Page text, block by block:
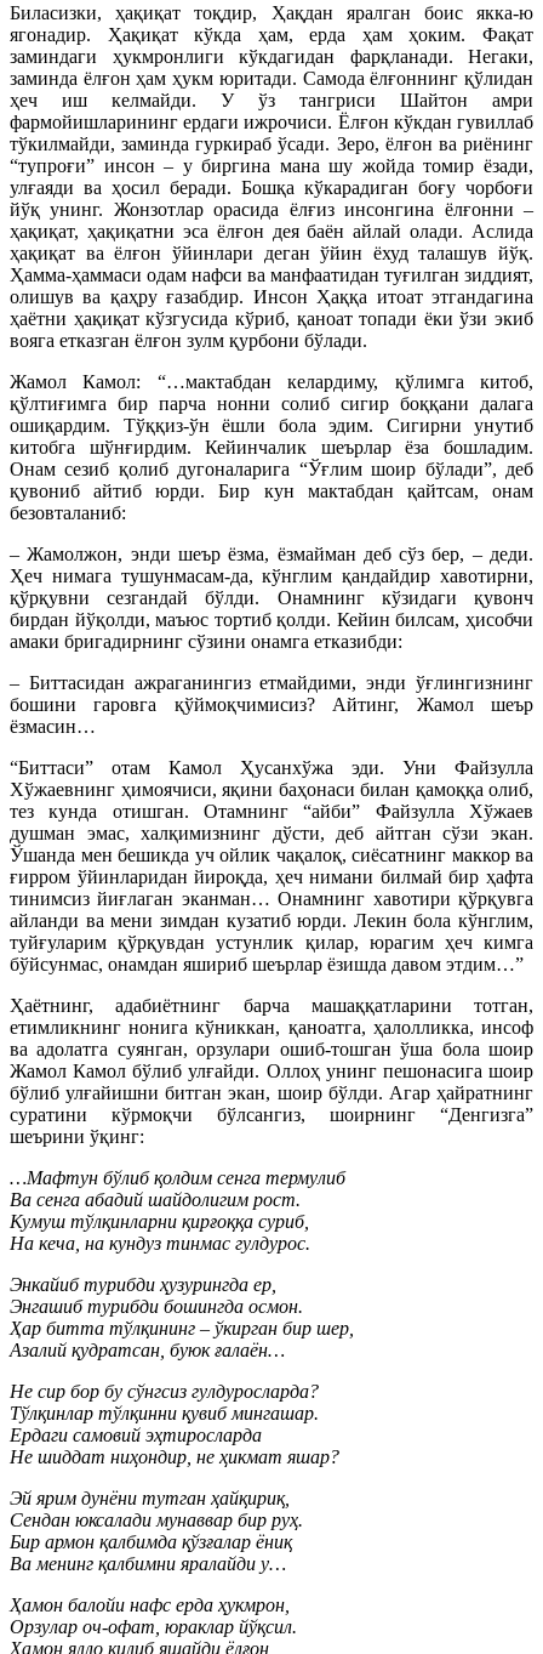
Биласизки, ҳақиқат тоқдир, Ҳақдан яралган боис якка-ю
ягонадир. Ҳақиқат кўкда ҳам, ерда ҳам ҳоким. Фақат
заминдаги ҳукмронлиги кўкдагидан фарқланади. Негаки,
заминда ёлғон ҳам ҳукм юритади. Самода ёлғоннинг қўлидан
ҳеч иш келмайди. У ўз тангриси Шайтон амри
фармойишларининг ердаги ижрочиси. Ёлғон кўкдан гувиллаб
тўкилмайди, заминда гуркираб ўсади. Зеро, ёлғон ва риёнинг
“тупроғи” инсон – у биргина мана шу жойда томир ёзади,
улғаяди ва ҳосил беради. Бошқа кўкарадиган боғу чорбоғи
йўқ унинг. Жонзотлар орасида ёлғиз инсонгина ёлғонни –
ҳақиқат, ҳақиқатни эса ёлғон дея баён айлай олади. Аслида
ҳақиқат ва ёлғон ўйинлари деган ўйин ёхуд талашув йўқ.
Ҳамма-ҳаммаси одам нафси ва манфаатидан туғилган зиддият,
олишув ва қаҳру ғазабдир. Инсон Ҳаққа итоат этгандагина
ҳаётни ҳақиқат кўзгусида кўриб, қаноат топади ёки ўзи экиб
вояга етказган ёлғон зулм қурбони бўлади.
Жамол Камол: “…мактабдан келардиму, қўлимга китоб,
қўлтиғимга бир парча нонни солиб сигир боққани далага
ошиқардим. Тўққиз-ўн ёшли бола эдим. Сигирни унутиб
китобга шўнғирдим. Кейинчалик шеърлар ёза бошладим.
Онам сезиб қолиб дугоналарига “Ўғлим шоир бўлади”, деб
қувониб айтиб юрди. Бир кун мактабдан қайтсам, онам
безовталаниб:
– Жамолжон, энди шеър ёзма, ёзмайман деб сўз бер, – деди.
Ҳеч нимага тушунмасам-да, кўнглим қандайдир хавотирни,
қўрқувни сезгандай бўлди. Онамнинг кўзидаги қувонч
бирдан йўқолди, маъюс тортиб қолди. Кейин билсам, ҳисобчи
амаки бригадирнинг сўзини онамга етказибди:
– Биттасидан ажраганингиз етмайдими, энди ўғлингизнинг
бошини гаровга қўймоқчимисиз? Айтинг, Жамол шеър
ёзмасин…
“Биттаси” отам Камол Ҳусанхўжа эди. Уни Файзулла
Хўжаевнинг ҳимоячиси, яқини баҳонаси билан қамоққа олиб,
тез кунда отишган. Отамнинг “айби” Файзулла Хўжаев
душман эмас, халқимизнинг дўсти, деб айтган сўзи экан.
Ўшанда мен бешикда уч ойлик чақалоқ, сиёсатнинг маккор ва
ғирром ўйинларидан йироқда, ҳеч нимани билмай бир ҳафта
тинимсиз йиғлаган эканман… Онамнинг хавотири қўрқувга
айланди ва мени зимдан кузатиб юрди. Лекин бола кўнглим,
туйғуларим қўрқувдан устунлик қилар, юрагим ҳеч кимга
бўйсунмас, онамдан яшириб шеърлар ёзишда давом этдим…”
Ҳаётнинг, адабиётнинг барча машаққатларини тотган,
етимликнинг нонига кўниккан, қаноатга, ҳалолликка, инсоф
ва адолатга суянган, орзулари ошиб-тошган ўша бола шоир
Жамол Камол бўлиб улғайди. Оллоҳ унинг пешонасига шоир
бўлиб улғайишни битган экан, шоир бўлди. Агар ҳайратнинг
суратини кўрмоқчи бўлсангиз, шоирнинг “Денгизга”
шеърини ўқинг:
…Мафтун бўлиб қолдим сенга термулиб
Ва сенга абадий шайдолигим рост.
Кумуш тўлқинларни қирғоққа суриб,
На кеча, на кундуз тинмас гулдурос.
Энкайиб турибди ҳузурингда ер,
Энгашиб турибди бошингда осмон.
Ҳар битта тўлқининг – ўкирган бир шер,
Азалий қудратсан, буюк ғалаён…
Не сир бор бу сўнгсиз гулдуросларда?
Тўлқинлар тўлқинни қувиб мингашар.
Ердаги самовий эҳтиросларда
Не шиддат ниҳондир, не ҳикмат яшар?
Эй ярим дунёни тутган ҳайқириқ,
Сендан юксалади мунаввар бир руҳ.
Бир армон қалбимда қўзғалар ёниқ
Ва менинг қалбимни яралайди у…
Ҳамон балойи нафс ерда ҳукмрон,
Орзулар оч-офат, юраклар йўқсил.
Ҳамон ялло қилиб яшайди ёлғон,